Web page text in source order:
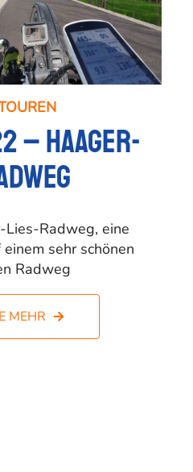
– Haager-
Lies-Radweg, eine
sehr schönen
Radweg
MEHR